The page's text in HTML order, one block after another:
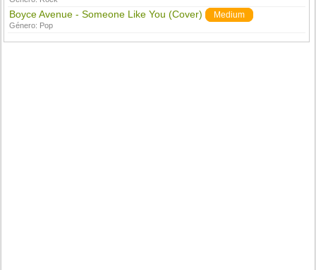
Boyce Avenue - Someone Like You (Cover) Medium
Género: Pop